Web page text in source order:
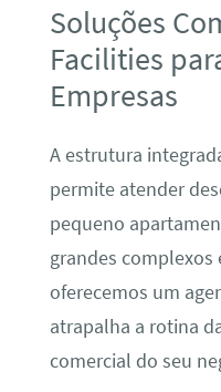
Soluções
Facilities
Empresas
A estrutura
permite atender
pequeno
grandes complexos
oferecemos um
atrapalha a rotina
comercial do seu